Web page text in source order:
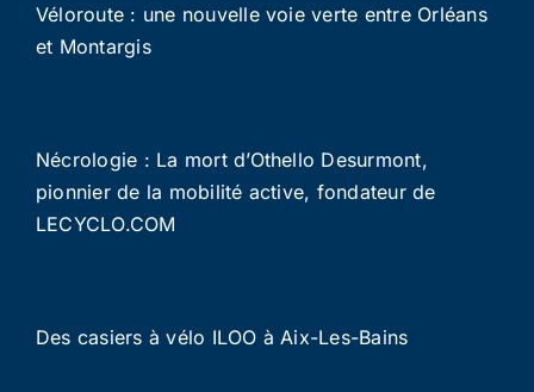
Véloroute : une nouvelle voie verte entre Orléans
et Montargis
Nécrologie : La mort d’Othello Desurmont,
pionnier de la mobilité active, fondateur de
LECYCLO.COM
Des casiers à vélo ILOO à Aix-Les-Bains